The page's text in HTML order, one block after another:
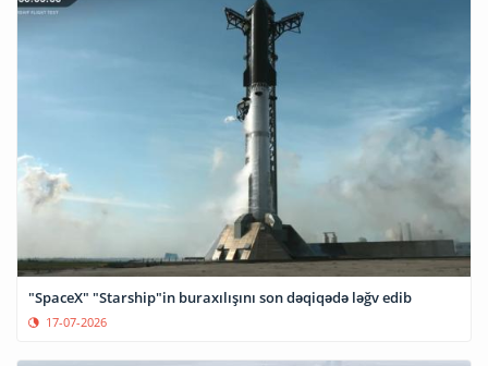
"SpaceX" "Starship"in buraxılışını son dəqiqədə ləğv edib
17-07-2026